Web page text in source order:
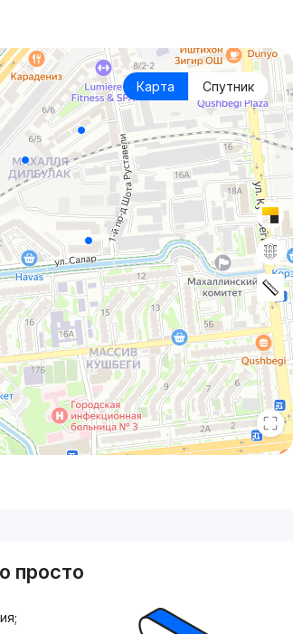
Карта Спутник
просто